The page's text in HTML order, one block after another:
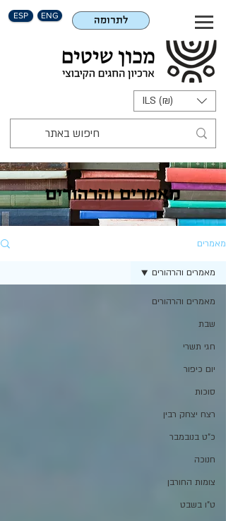
ESP ENG לתרומה
ILS (₪)
מאמרים והרהורים
מאמרים
מאמרים והרהורים
שבת
חגי תשרי
יום כיפור
סוכות
רצח יצחק רבין
כ"ט בנובמבר
חנוכה
צומות החורבן
ט"ו בשבט
מאמרים והרהורים